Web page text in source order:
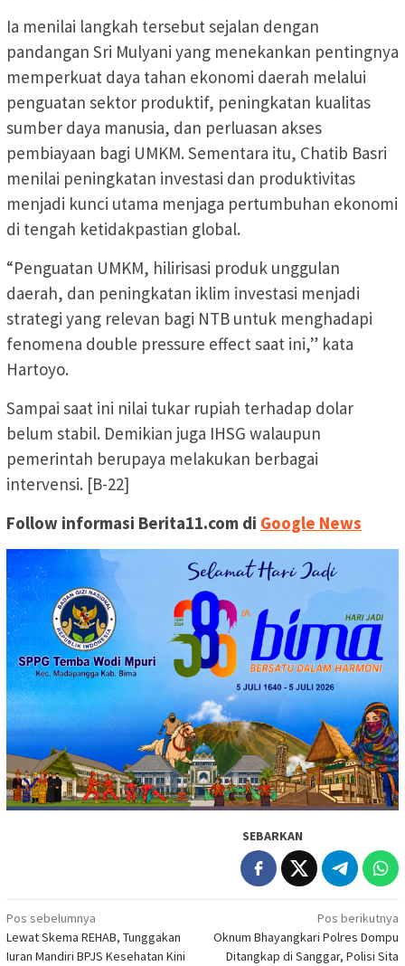
Ia menilai langkah tersebut sejalan dengan
pandangan Sri Mulyani yang menekankan pentingnya
memperkuat daya tahan ekonomi daerah melalui
penguatan sektor produktif, peningkatan kualitas
sumber daya manusia, dan perluasan akses
pembiayaan bagi UMKM. Sementara itu, Chatib Basri
menilai peningkatan investasi dan produktivitas
menjadi kunci utama menjaga pertumbuhan ekonomi
di tengah ketidakpastian global.
“Penguatan UMKM, hilirisasi produk unggulan
daerah, dan peningkatan iklim investasi menjadi
strategi yang relevan bagi NTB untuk menghadapi
fenomena double pressure effect saat ini,” kata
Hartoyo.
Sampai saat ini nilai tukar rupiah terhadap dolar
belum stabil. Demikian juga IHSG walaupun
pemerintah berupaya melakukan berbagai
intervensi. [B-22]
Follow informasi Berita11.com di Google News
SEBARKAN
Navigasi
pos
Pos sebelumnya
Lewat Skema REHAB, Tunggakan
Iuran Mandiri BPJS Kesehatan Kini
Pos berikutnya
Oknum Bhayangkari Polres Dompu
Ditangkap di Sanggar, Polisi Sita